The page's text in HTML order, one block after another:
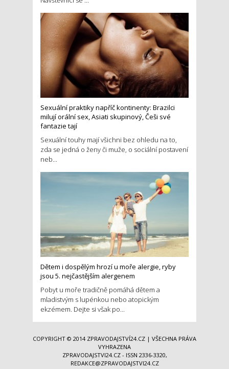
Sexuální praktiky napříč kontinenty: Brazilci
milují orální sex, Asiati skupinový, Češi své
fantazie tají
Sexuální touhy mají všichni bez ohledu na to,
zda se jedná o ženy či muže, o sociální postavení
neb...
Dětem i dospělým hrozí u moře alergie, ryby
jsou 5. nejčastějším alergenem
Pobyt u moře tradičně pomáhá dětem a
mladistvým s lupénkou nebo atopickým
ekzémem. Dejte si však po...
COPYRIGHT © 2014 ZPRAVODAJSTVÍ24.CZ | VŠECHNA PRÁVA
VYHRAZENA
ZPRAVODAJSTVI24.CZ - ISSN 2336-3320,
REDAKCE@ZPRAVODAJSTVI24.CZ